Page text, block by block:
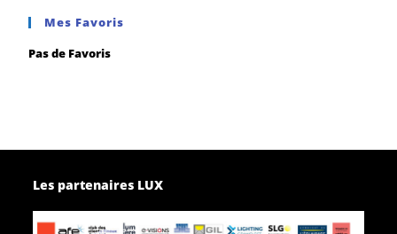
Mes Favoris
Pas de Favoris
Les partenaires LUX